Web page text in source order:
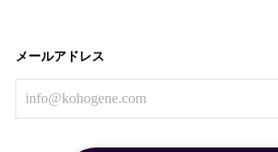
メールアドレス